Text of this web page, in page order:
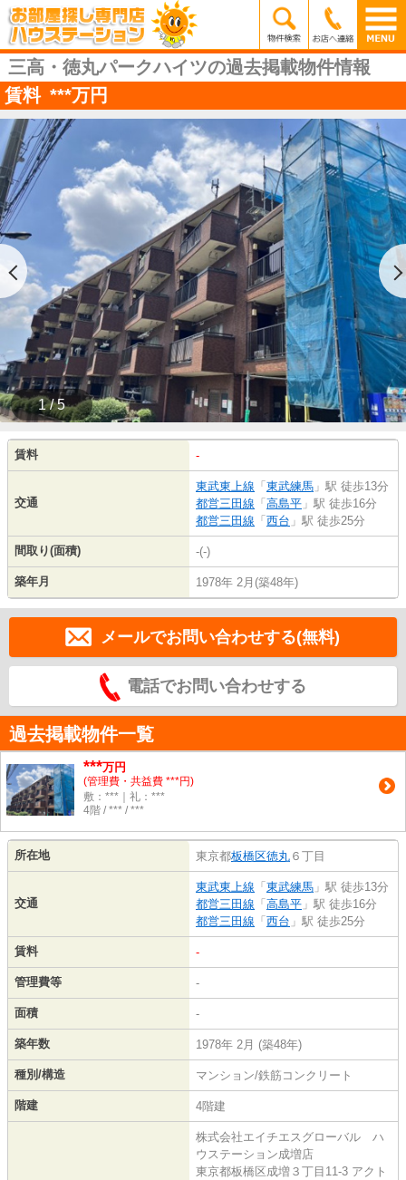
三高・徳丸パークハイツの過去掲載物件情報
賃料 ***万円
1 / 5
賃料 -
交通
東武東上線 「 東武練馬 」駅 徒歩13分
都営三田線 「 高島平 」駅 徒歩16分
都営三田線 「 西台 」駅 徒歩25分
間取り(面積) -(-)
築年月 1978年 2月(築48年)
メールでお問い合わせする(無料)
電話でお問い合わせする
過去掲載物件一覧
***万円
(管理費・共益費 ***円)
敷：***｜礼：***
4階 / *** / ***
所在地 東京都板橋区徳丸 ６丁目
交通
東武東上線 「 東武練馬 」駅 徒歩13分
都営三田線 「 高島平 」駅 徒歩16分
都営三田線 「 西台 」駅 徒歩25分
賃料 -
管理費等 -
面積 -
築年数 1978年 2月 (築48年)
種別/構造 マンション/鉄筋コンクリート
階建 4階建
株式会社エイチエスグローバル ハ
ウステーション成増店
東京都板橋区成増３丁目11-3 アクト